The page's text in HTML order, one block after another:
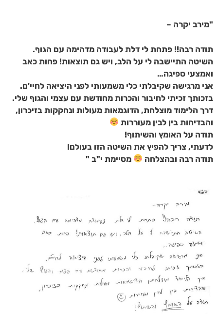
"מירב יקרה –
תודה רבה!! פתחת לי דלת לעבודה מדהימה עם הגוף.
השיטה התיישבה לי על הלב, ויש גם תוצאות! פחות כאב
ואמצעי ספיגה…
אני מרגישה שקיבלתי כלי משמעותי לפני היציאה לחיי'ם.
בזכותך זכיתי לחיבור והכרות מחודשת עם עצמי והגוף שלי.
דרך הלימוד מוצלחת, הדוגמאות מעולות ונחקקות בזיכרון,
והבדיחות בין לבין מעוררות
תודה על האומץ והשיתוף!
לדעתי, צריך להפיץ את השיטה הזו בעולם!
תודה רבה ובהצלחה
מסיימת י"ב "